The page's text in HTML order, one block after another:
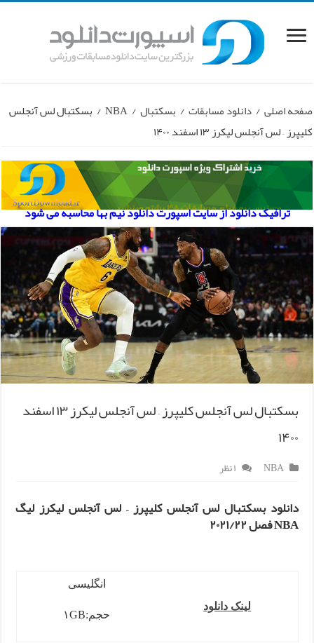
صفحه اصلی / دانلود مسابقات / بسکتبال /
NBA
/ بسکتبال لس آنجلس
کلیپرز – لس آنجلس لیکرز ۱۳ اسفند ۱۴۰۰
ترافیک دانلود از سایت اسپورت دانلود نیم بها محاسبه می شود
بسکتبال لس آنجلس کلیپرز – لس آنجلس لیکرز ۱۳ اسفند
۱۴۰۰
NBA ۱ نظر
دانلود بسکتبال لس آنجلس کلیپرز – لس آنجلس لیکرز لیگ
NBA فصل ۲۰۲۱/۲۲
لینک دانلود
انگلیسی
حجم:۱GB